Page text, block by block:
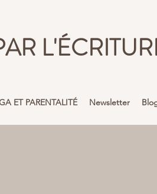
ET PARENTALITÉ Newsletter